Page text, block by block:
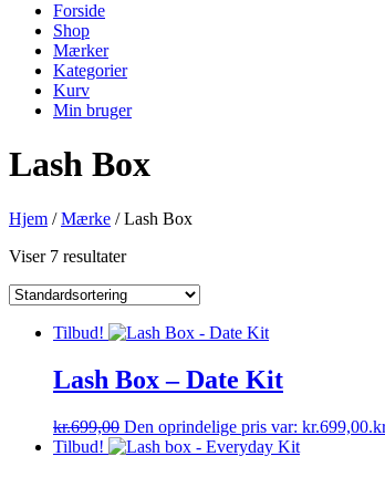
Forside
Shop
Mærker
Kategorier
Kurv
Min bruger
Lash Box
Hjem /Mærke / Lash Box
Viser 7 resultater
Tilbud!
Lash Box – Date Kit
kr.699,00 Den oprindelige pris var: kr.699,00.
Tilbud!